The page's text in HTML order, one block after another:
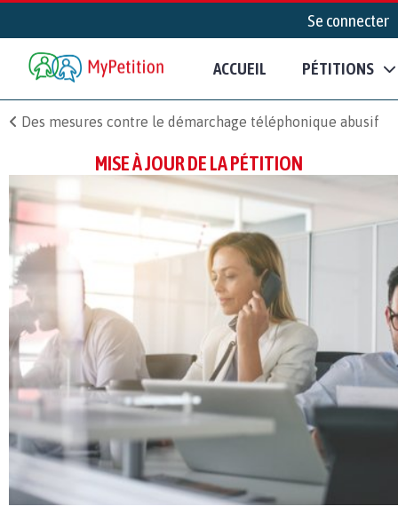
Se connecter
ACCUEIL PÉTITIONS
Des mesures contre le démarchage téléphonique abusif
MISE À JOUR DE LA PÉTITION